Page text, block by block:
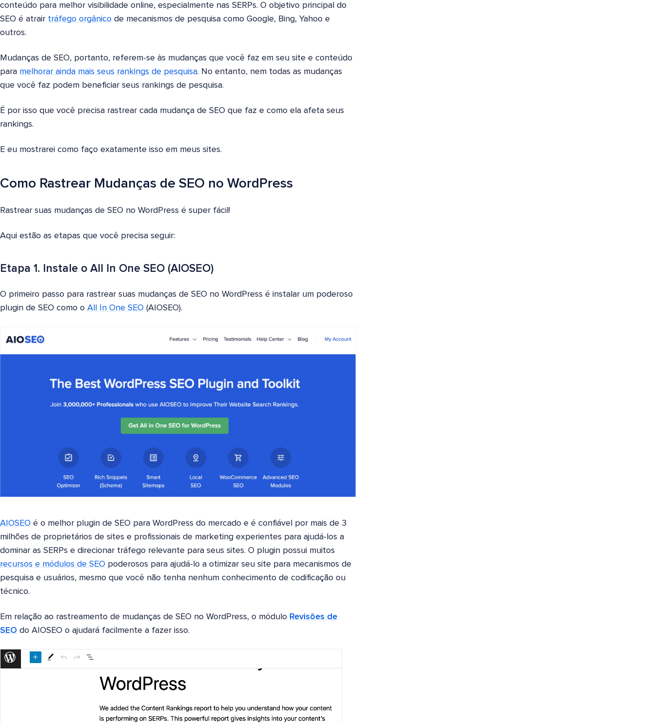
conteúdo para melhor visibilidade online, especialmente nas SERPs. O objetivo principal do
SEO é atrair tráfego orgânico de mecanismos de pesquisa como Google, Bing, Yahoo e
outros.
Mudanças de SEO, portanto, referem-se às mudanças que você faz em seu site e conteúdo
para melhorar ainda mais seus rankings de pesquisa. No entanto, nem todas as mudanças
que você faz podem beneficiar seus rankings de pesquisa.
É por isso que você precisa rastrear cada mudança de SEO que faz e como ela afeta seus
rankings.
E eu mostrarei como faço exatamente isso em meus sites.
Como Rastrear Mudanças de SEO no WordPress
Rastrear suas mudanças de SEO no WordPress é super fácil!
Aqui estão as etapas que você precisa seguir:
Etapa 1. Instale o All In One SEO (AIOSEO)
O primeiro passo para rastrear suas mudanças de SEO no WordPress é instalar um poderoso
plugin de SEO como o All In One SEO (AIOSEO).
AIOSEO é o melhor plugin de SEO para WordPress do mercado e é confiável por mais de 3
milhões de proprietários de sites e profissionais de marketing experientes para ajudá-los a
dominar as SERPs e direcionar tráfego relevante para seus sites. O plugin possui muitos
recursos e módulos de SEO poderosos para ajudá-lo a otimizar seu site para mecanismos de
pesquisa e usuários, mesmo que você não tenha nenhum conhecimento de codificação ou
técnico.
Em relação ao rastreamento de mudanças de SEO no WordPress, o módulo Revisões de
SEO do AIOSEO o ajudará facilmente a fazer isso.